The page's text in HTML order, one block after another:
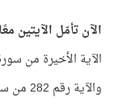
الآن تأمّل الآيتين
الآية الأخيرة من سورة
والآية رقم 282 من سورة البقرة وتكرّر اسم الله فيها 6 مرّات.